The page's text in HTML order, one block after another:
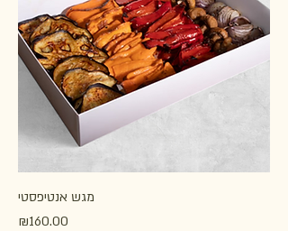
מגש אנטיפסטי
Price
₪160.00